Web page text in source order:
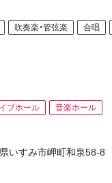
吹奏楽・管弦楽 合唱
ブホール 音楽ホール
いすみ市岬町和泉58-8